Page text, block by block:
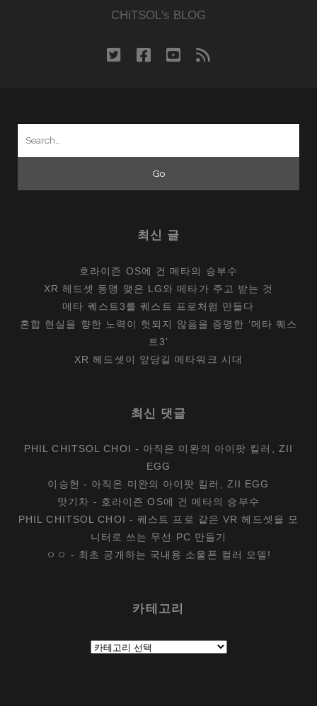
CHiTSOL's BLOG
twitter facebook
youtube
rss
최신 글
호라이즌 OS에 건 메타의 승부수
XR 헤드셋 동맹 맺은 LG와 메타가 주고 받는 것
메타 퀘스트3를 퀘스트 프로처럼 만들다
혼합 현실을 향한 노력이 헛되지 않음을 증명한 ‘메타 퀘스
트3’
XR 헤드셋이 앞당길 메타워크 시대
최신 댓글
PHIL CHITSOL CHOI - 아직은 미완의 아이팟 킬러, ZII
EGG
이승헌 - 아직은 미완의 아이팟 킬러, ZII EGG
맛기차 - 호라이즌 OS에 건 메타의 승부수
PHIL CHITSOL CHOI -퀘스트 프로 같은 VR 헤드셋을 모
니터로 쓰는 무선 PC 만들기
ㅇㅇ - 최초 공개하는 국내용 소울폰 컬러 모델!
카테고리
테